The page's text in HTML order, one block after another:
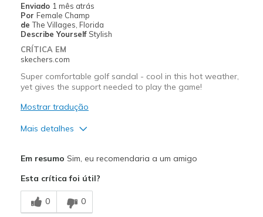
Width
Feels true to width
Sizing
Feels true to size
Enviado 1 mês atrás
Por Female Champ
de The Villages, Florida
Describe Yourself Stylish
CRÍTICA EM
skechers.com
Super comfortable golf sandal - cool in this hot weather,
yet gives the support needed to play the game!
Mostrar tradução
Mais detalhes
Breathe Well
Comfortable
Em resumo Sim, eu recomendaria a um amigo
Esta crítica foi útil?
0 0